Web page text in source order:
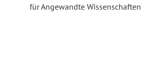
für Angewandte Wissenschaften